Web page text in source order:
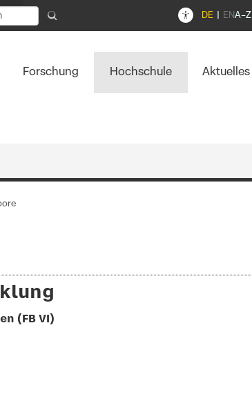
A–Z
DE EN
Forschung Hochschule Aktuelles
(FB VI)